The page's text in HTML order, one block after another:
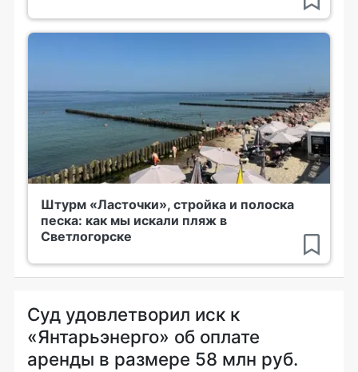
Штурм «Ласточки», стройка и полоска
песка: как мы искали пляж в
Светлогорске
Суд удовлетворил иск к
«Янтарьэнерго» об оплате
аренды в размере 58 млн руб.